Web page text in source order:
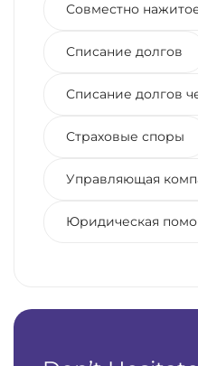
Совместно
Списание долгов
Списание долгов
Страховые споры
Управляющая
Юридическая